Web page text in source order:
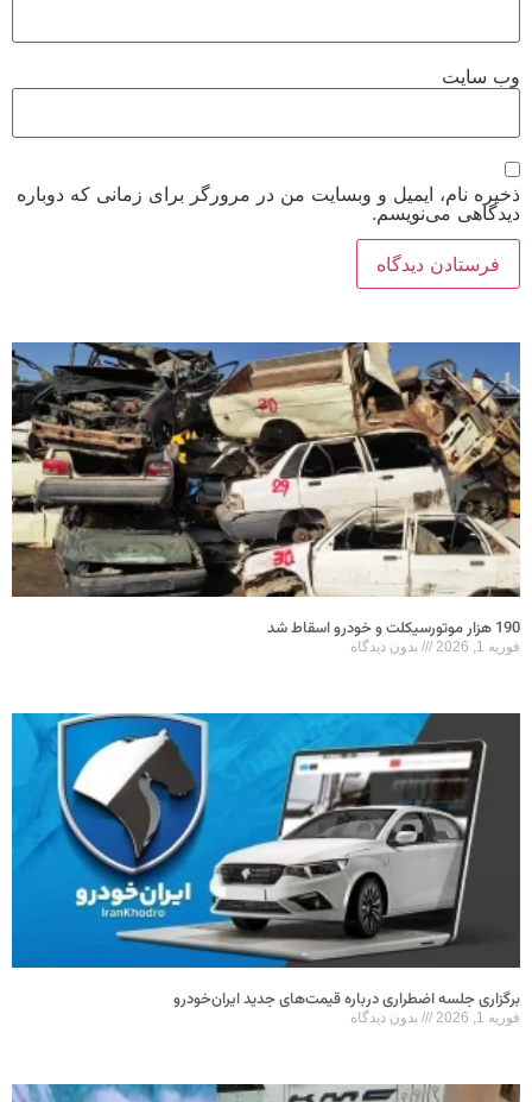
وب‌ سایت
ذخیره نام، ایمیل و وبسایت من در مرورگر برای زمانی که دوباره
دیدگاهی می‌نویسم.
190 هزار موتورسیکلت و خودرو اسقاط شد
فوریه 1, 2026 بدون دیدگاه
برگزاری جلسه اضطراری درباره قیمت‌های جدید ایران‌خودرو
فوریه 1, 2026 بدون دیدگاه